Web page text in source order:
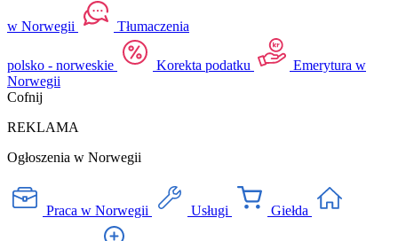
w Norwegii Tłumaczenia
polsko - norweskie Korekta podatku
Emerytura w
Norwegii
Cofnij
REKLAMA
Ogłoszenia w Norwegii
Praca w Norwegii Usługi Giełda